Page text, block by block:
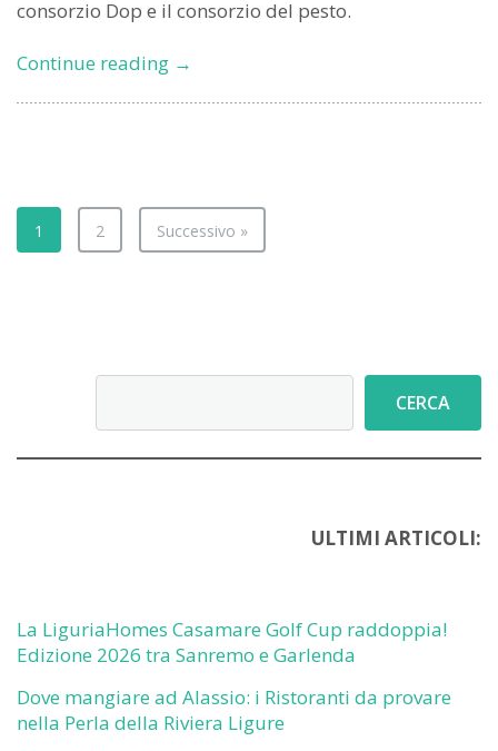
consorzio Dop e il consorzio del pesto.
Continue reading OliOliva,
dal
5
→
1 2 Successivo »
CERCA
ULTIMI ARTICOLI:
La LiguriaHomes Casamare Golf Cup raddoppia!
Edizione 2026 tra Sanremo e Garlenda
Dove mangiare ad Alassio: i Ristoranti da provare
nella Perla della Riviera Ligure